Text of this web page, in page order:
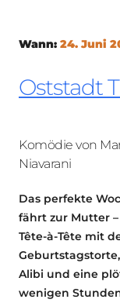
Wann: 24. Juni
Oststadt
Komödie von
Niavarani
Das perfekte
fährt zur Mutter
Tête-à-Tête mit
Alibi und eine
wenigen